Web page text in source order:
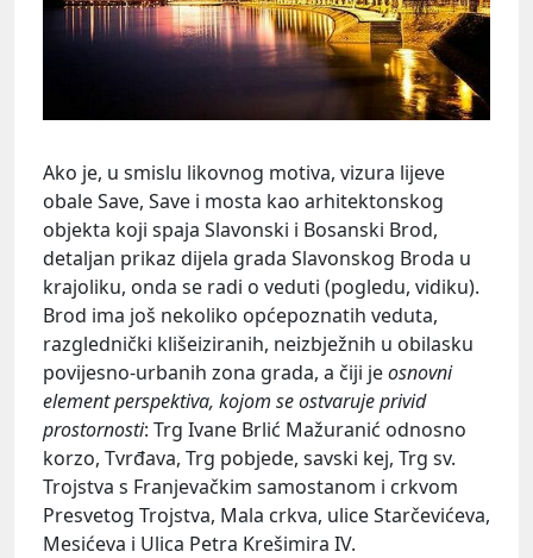
Ako je, u smislu likovnog motiva, vizura lijeve
obale Save, Save i mosta kao arhitektonskog
objekta koji spaja Slavonski i Bosanski Brod,
detaljan prikaz dijela grada Slavonskog Broda u
krajoliku, onda se radi o veduti (pogledu, vidiku).
Brod ima još nekoliko općepoznatih veduta,
razglednički klišeiziranih, neizbježnih u obilasku
povijesno-urbanih zona grada, a čiji jeosnovni
element perspektiva, kojom se ostvaruje privid
prostornosti: Trg Ivane Brlić Mažuranić odnosno
korzo, Tvrđava, Trg pobjede, savski kej, Trg sv.
Trojstva s Franjevačkim samostanom i crkvom
Presvetog Trojstva, Mala crkva, ulice Starčevićeva,
Mesićeva i Ulica Petra Krešimira IV.